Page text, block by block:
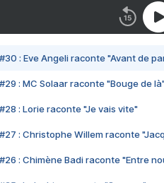
#30 : Eve Angeli raconte "Avant de
#29 : MC Solaar raconte "Bouge de là"
#28 : Lorie raconte "Je vais vite"
#27 : Christophe Willem raconte
#26 : Chimène Badi raconte "Entre